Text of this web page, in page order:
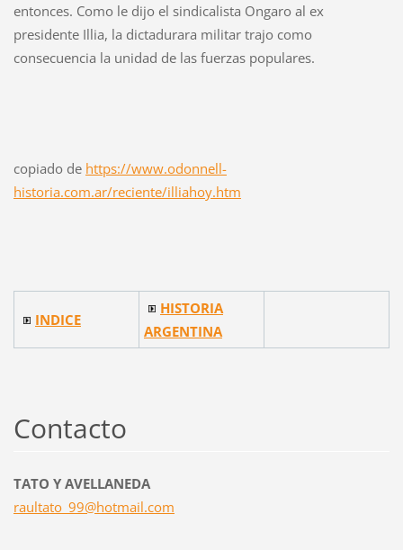
entonces. Como le dijo el sindicalista Ongaro al ex
presidente Illia, la dictadurara militar trajo como
consecuencia la unidad de las fuerzas populares.
copiado de https://www.odonnell-
historia.com.ar/reciente/illiahoy.htm
INDICE
HISTORIA
ARGENTINA
Contacto
TATO Y AVELLANEDA
raultato_99@hotmail.com